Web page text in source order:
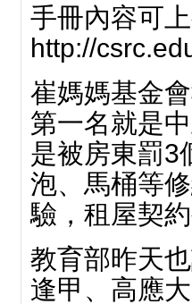
手冊內容可
http://
崔媽媽基金
第一名就是
是被房東罰3
泡、馬桶等
驗，租屋契
教育部昨天
逢甲、高應